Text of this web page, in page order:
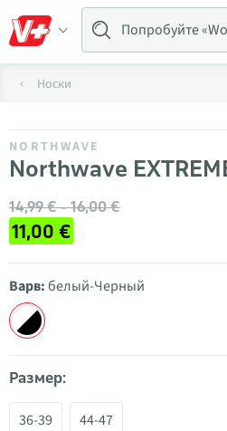
Носки
NORTHWAVE
Northwave
14,99 € - 16,00 €
11,00 €
Варв:белый-Черный
Размер:
36-39 44-47